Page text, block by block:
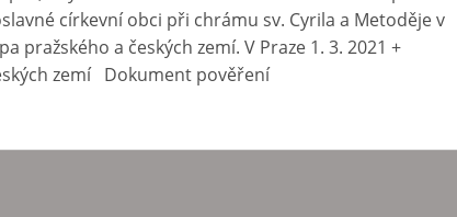
církevní obci při chrámu sv. Cyrila a Metoděje v
pražského a českých zemí. V Praze 1. 3. 2021 +
zemí Dokument pověření